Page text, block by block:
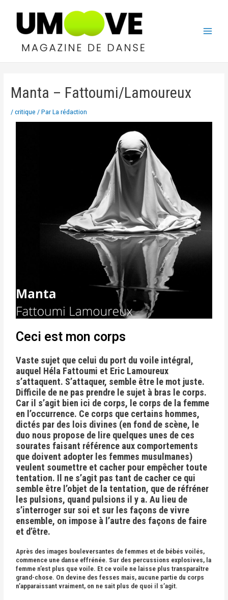
Manta – Fattoumi/Lamoureux
/critique / ParLa rédaction
Ceci est mon corps
Vaste sujet que celui du port du voile intégral,
auquel Héla Fattoumi et Eric Lamoureux
s’attaquent. S’attaquer, semble être le mot juste.
Difficile de ne pas prendre le sujet à bras le corps.
Car il s’agit bien ici de corps, le corps de la femme
en l’occurrence. Ce corps que certains hommes,
dictés par des lois divines (en fond de scène, le
duo nous propose de lire quelques unes de ces
sourates faisant référence aux comportements
que doivent adopter les femmes musulmanes)
veulent soumettre et cacher pour empêcher toute
tentation. Il ne s’agit pas tant de cacher ce qui
semble être l’objet de la tentation, que de réfréner
les pulsions, quand pulsions il y a. Au lieu de
s’interroger sur soi et sur les façons de vivre
ensemble, on impose à l’autre des façons de faire
et d’être.
Après des images bouleversantes de femmes et de bébés voilés,
commence une danse effrénée. Sur des percussions explosives, la
femme n’est plus que voile. Et ce voile ne laisse plus transparaître
grand-chose. On devine des fesses mais, aucune partie du corps
n’apparaissant vraiment, on ne sait plus de quoi il s’agit.